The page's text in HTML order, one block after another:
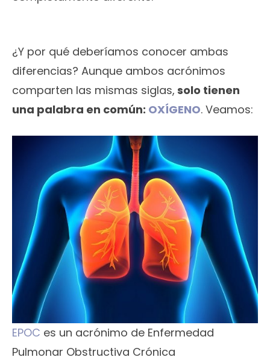
¿Y por qué deberíamos conocer ambas
diferencias? Aunque ambos acrónimos
comparten las mismas siglas, solo tienen
una palabra en común: OXÍGENO. Veamos:
EPOC es un acrónimo de Enfermedad
Pulmonar Obstructiva Crónica